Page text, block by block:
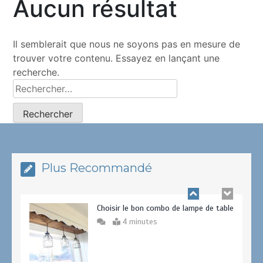
Aucun résultat
Il semblerait que nous ne soyons pas en mesure de
trouver votre contenu. Essayez en lançant une
recherche.
Plus Recommandé
8 façons de célébrer le 80e
anniversaire d’un octogénaire
0 14 minutes
Choisir le bon combo de lampe de table
4 minutes